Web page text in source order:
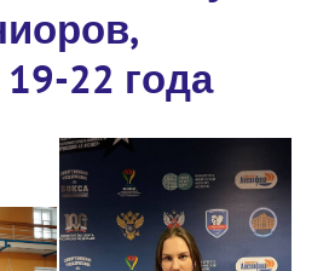
22 года